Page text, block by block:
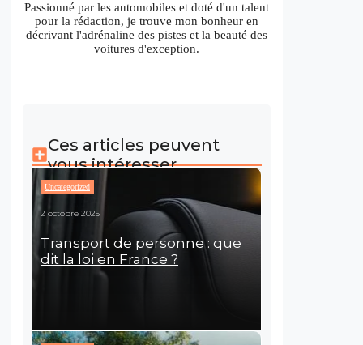
Passionné par les automobiles et doté d'un talent
pour la rédaction, je trouve mon bonheur en
décrivant l'adrénaline des pistes et la beauté des
voitures d'exception.
Ces articles peuvent
vous intéresser
Uncategorized
2 octobre 2025
Transport de personne : que
dit la loi en France ?